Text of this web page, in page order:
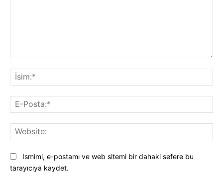
Ismimi, e-postamı ve web sitemi bir dahaki sefere bu
tarayıcıya kaydet.